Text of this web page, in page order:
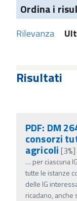
Ordina i
Rilevanza
Risultati
PDF: DM
consorzi
agricoli [3%]
… per ciascuna
tutte le istanze
delle IG
ricadano, anche